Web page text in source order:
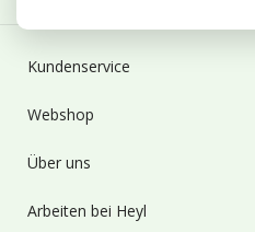
Kundenservice
Webshop
Über uns
Arbeiten bei Heyl